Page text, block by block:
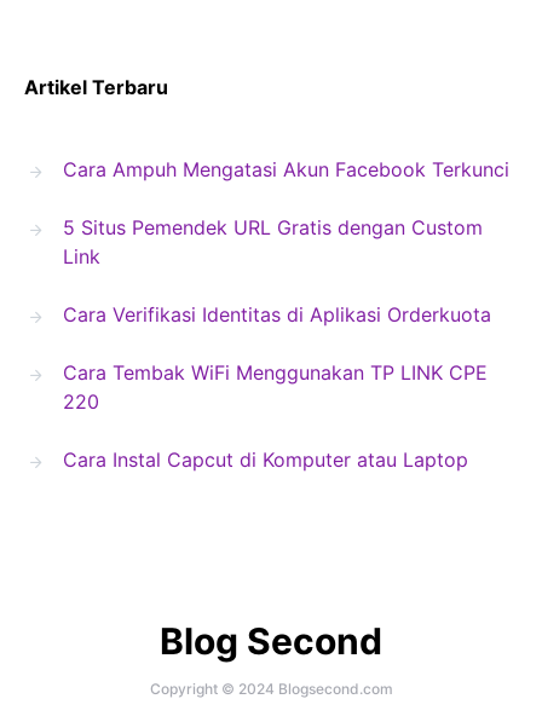
Artikel Terbaru
Cara Ampuh Mengatasi Akun Facebook Terkunci
5 Situs Pemendek URL Gratis dengan Custom
Link
Cara Verifikasi Identitas di Aplikasi Orderkuota
Cara Tembak WiFi Menggunakan TP LINK CPE
220
Cara Instal Capcut di Komputer atau Laptop
Blog Second
Copyright © 2024 Blogsecond.com